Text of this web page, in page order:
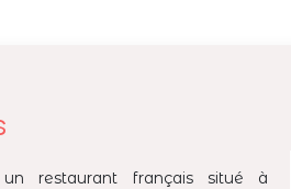
un restaurant français situé à